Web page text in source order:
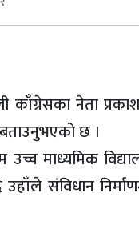
काँग्रेसका नेता
छ ।
उच्च माध्यमिक
उहाँले संविधान